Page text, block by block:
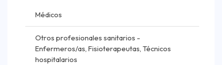
Médicos
Otros profesionales sanitarios -
Enfermeros/as, Fisioterapeutas, Técnicos
hospitalarios